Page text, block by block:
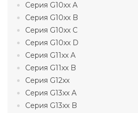
Серия G10xx A
Серия G10xx B
Серия G10xx C
Серия G10xx D
Серия G11xx A
Серия G11xx B
Серия G12xx
Серия G13xx A
Серия G13xx B